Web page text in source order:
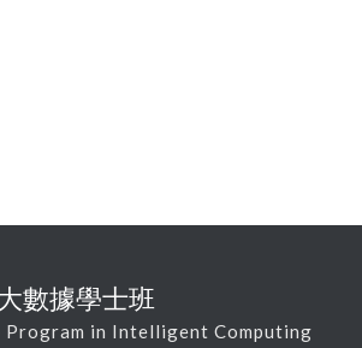
數據學士班
Program in Intelligent Computing